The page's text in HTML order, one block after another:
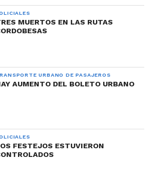
MUERTOS EN LAS RUTAS
URBANO DE PASAJEROS
AUMENTO DEL BOLETO URBANO
FESTEJOS ESTUVIERON